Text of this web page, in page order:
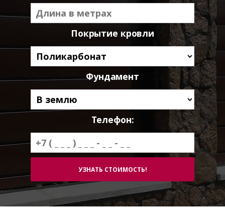
Покрытие кровли
Фундамент
Телефон: